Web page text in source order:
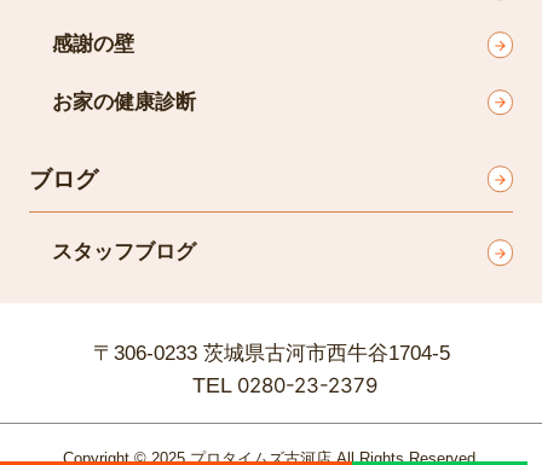
感謝の壁
お家の健康診断
ブログ
スタッフブログ
〒306-0233 茨城県古河市西牛谷1704-5
TEL 0280-23-2379
Copyright © 2025 プロタイムズ古河店 All Rights Reserved.